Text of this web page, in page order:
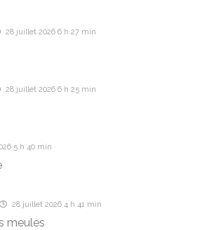
28 juillet 2026 6 h 27 min
28 juillet 2026 6 h 25 min
5 h 40 min
28 juillet 2026 4 h 41 min
meules